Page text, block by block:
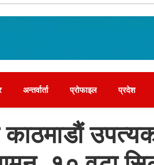
अन्तर्वार्ता प्रोफाइल प्रदेश
काठमाडौं